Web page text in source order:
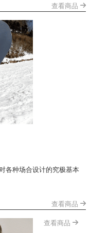
查看商品
各种场合设计的究极基本
查看商品
查看商品